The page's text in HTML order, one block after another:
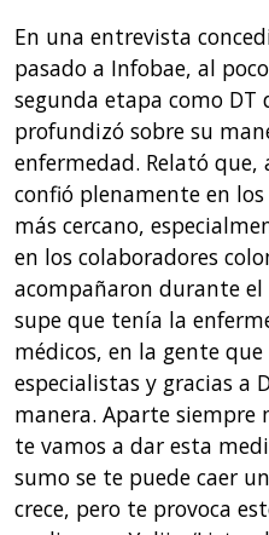
En una entrevista
pasado a Infobae, al
segunda etapa como DT
profundizó sobre su
enfermedad. Relató
confió plenamente en
más cercano,
en los colaboradores
acompañaron durante
supe que tenía la
médicos, en la gente
especialistas y gracias a
manera. Aparte siempre
te vamos a dar esta
sumo se te puede caer
crece, pero te provoca